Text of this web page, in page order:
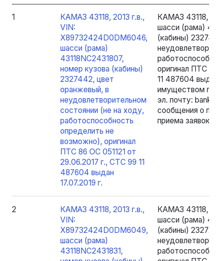
1
КАМАЗ 43118, 2013 г.в.,
VIN:
X89732424D0DM6046,
шасси (рама)
43118NC2431807,
номер кузова (кабины)
2327442, цвет
оранжевый, в
неудовлетворительном
состоянии (не на ходу,
работоспособность
определить не
возможно), оригинал
ПТС 86 ОС 051121 от
29.06.2017 г., СТС 99 11
487604 выдан
17.07.2019 г.
КАМАЗ 43118,
шасси (рама)
(кабины)
оригинал ПТС 86
11 487604 выдан
имуществом
эл. почту:
сообщения о
приема заявок.
2
КАМАЗ 43118, 2013 г.в.,
VIN:
X89732424D0DM6049,
шасси (рама)
43118NC2431831,
КАМАЗ 43118,
шасси (рама)
(кабины)